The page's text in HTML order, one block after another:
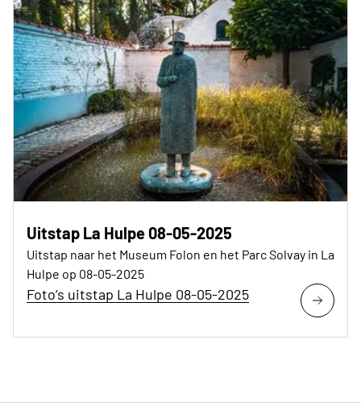
Uitstap La Hulpe 08-05-2025
Uitstap naar het Museum Folon en het Parc Solvay in La
Hulpe op 08-05-2025
Foto’s uitstap La Hulpe 08-05-2025